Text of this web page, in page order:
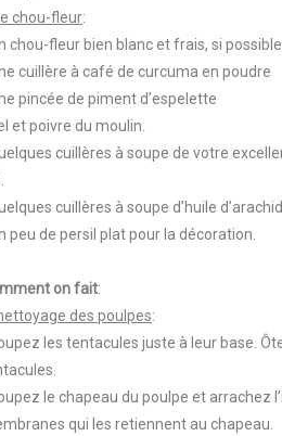
Le chou-fleur:
chou-fleur bien blanc et frais, si
cuillère à café de curcuma en poudre
pincée de piment d’espelette
et poivre du moulin.
cuillères à soupe de votre
cuillères à soupe d’huile
peu de persil plat pour la décoration.
on fait:
des poulpes:
les tentacules juste à leur base.
le chapeau du poulpe et arrachez
qui les retiennent au chapeau.